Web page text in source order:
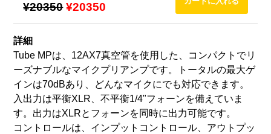
¥20350 ¥20350
詳細
Tube MPは、12AX7真空管を使用した、コンパクトでリ
ーズナブルなマイクプリアンプです。トータルの最大ゲ
インは70dBあり、どんなマイクにでも対応できます。
入出力は平衡XLR、不平衡1/4"フォーンを備えていま
す。出力はXLRとフォーンを同時に出力可能です。
コントロールは、インプットコントロール、アウトプッ